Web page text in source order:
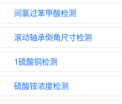
间氯过苯甲酸检测
滚动轴承倒角尺寸检测
1硫酸铜检测
硫酸铵浓度检测